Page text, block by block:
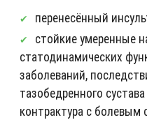
перенесённый
стойкие умеренные
статодинамических
заболеваний,
тазобедренного
контрактура с